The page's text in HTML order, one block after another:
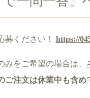
募ください！ https://
をご希望の場合は、
注文は休業中も含め